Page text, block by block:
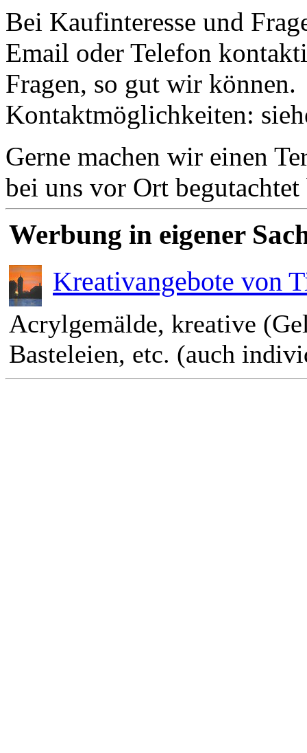
Bei Kaufinteresse und
Email oder Telefon
Fragen, so gut wir können.
Kontaktmöglichkeiten:
Gerne machen wir einen
bei uns vor Ort
Werbung in eigener
Kreativangebote von
Acrylgemälde, kreative
Basteleien, etc. (auch